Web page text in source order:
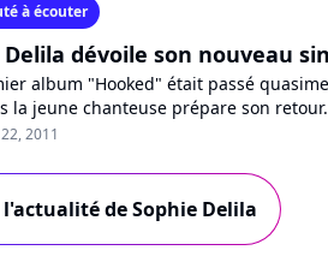
à écouter
Delila dévoile son nouveau
album "Hooked" était passé
la jeune chanteuse prépare son
vient de dévoiler...
2011
de Sophie Delila